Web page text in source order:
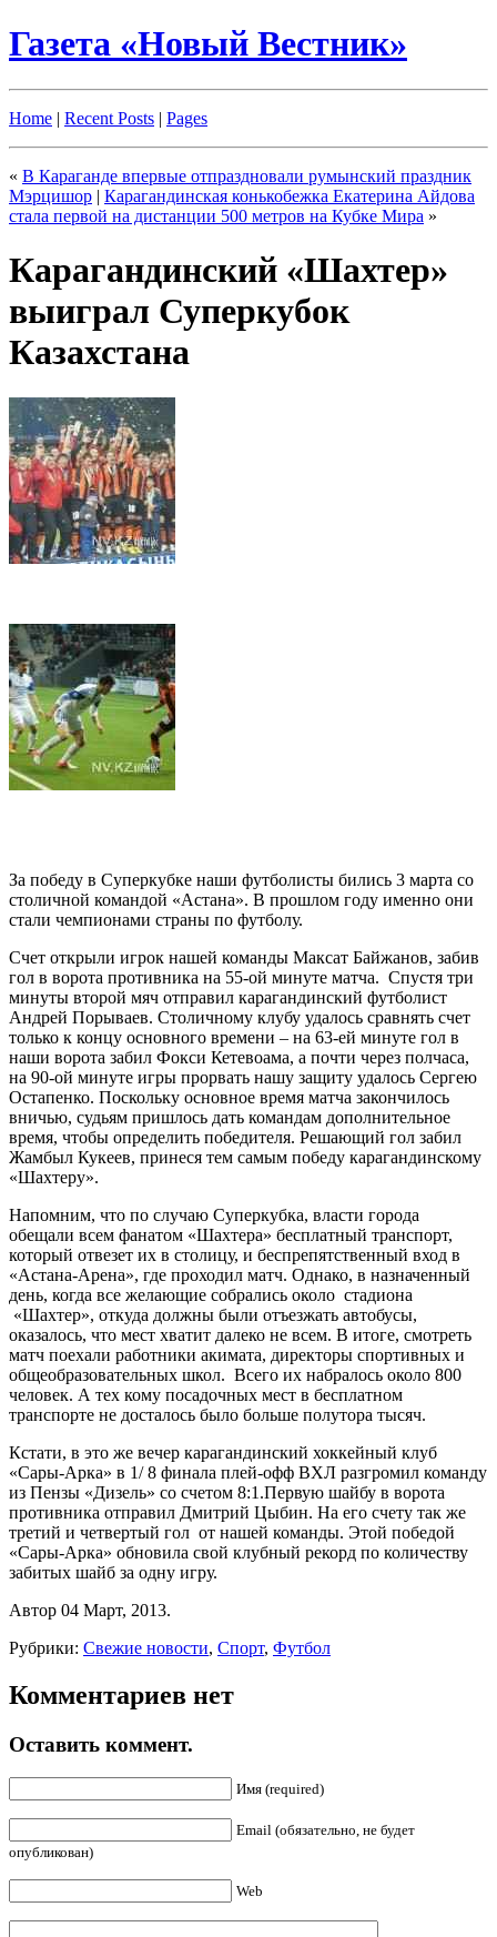
Газета «Новый Вестник»
Home | Recent Posts | Pages
« В Караганде впервые отпраздновали румынский праздник
Мэрцишор | Карагандинская конькобежка Екатерина Айдова
стала первой на дистанции 500 метров на Кубке Мира »
Карагандинский «Шахтер»
выиграл Суперкубок
Казахстана
За победу в Суперкубке наши футболисты бились 3 марта со
столичной командой «Астана». В прошлом году именно они
стали чемпионами страны по футболу.
Счет открыли игрок нашей команды Максат Байжанов, забив
гол в ворота противника на 55-ой минуте матча. Спустя три
минуты второй мяч отправил карагандинский футболист
Андрей Порываев. Столичному клубу удалось сравнять счет
только к концу основного времени – на 63-ей минуте гол в
наши ворота забил Фокси Кетевоама, а почти через полчаса,
на 90-ой минуте игры прорвать нашу защиту удалось Сергею
Остапенко. Поскольку основное время матча закончилось
вничью, судьям пришлось дать командам дополнительное
время, чтобы определить победителя. Решающий гол забил
Жамбыл Кукеев, принеся тем самым победу карагандинскому
«Шахтеру».
Напомним, что по случаю Суперкубка, власти города
обещали всем фанатом «Шахтера» бесплатный транспорт,
который отвезет их в столицу, и беспрепятственный вход в
«Астана-Арена», где проходил матч. Однако, в назначенный
день, когда все желающие собрались около стадиона
«Шахтер», откуда должны были отъезжать автобусы,
оказалось, что мест хватит далеко не всем. В итоге, смотреть
матч поехали работники акимата, директоры спортивных и
общеобразовательных школ. Всего их набралось около 800
человек. А тех кому посадочных мест в бесплатном
транспорте не досталось было больше полутора тысяч.
Кстати, в это же вечер карагандинский хоккейный клуб
«Сары-Арка» в 1/ 8 финала плей-офф ВХЛ разгромил команду
из Пензы «Дизель» со счетом 8:1.Первую шайбу в ворота
противника отправил Дмитрий Цыбин. На его счету так же
третий и четвертый гол от нашей команды. Этой победой
«Сары-Арка» обновила свой клубный рекорд по количеству
забитых шайб за одну игру.
Автор 04 Март, 2013.
Рубрики: Свежие новости, Спорт, Футбол
Комментариев нет
Оставить коммент.
Имя (required)
Email (обязательно, не будет
опубликован)
Web